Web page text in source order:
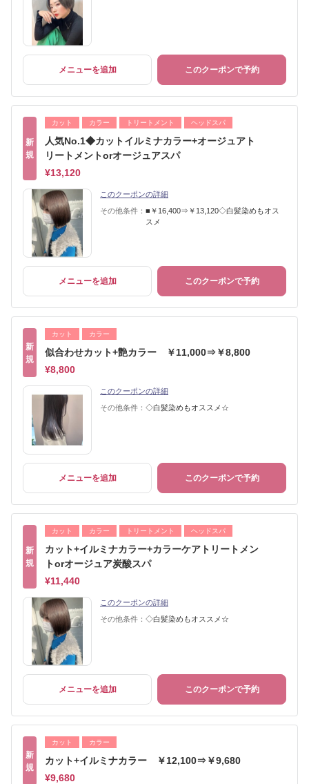
メニューを追加 このクーポンで予約
新
規
カット カラー トリートメント ヘッドスパ
人気No.1◆カットイルミナカラー+オージュアト
リートメントorオージュアスパ
¥13,120
このクーポンの詳細
その他条件： ■￥16,400⇒￥13,120◇白髪染めもオス
スメ
メニューを追加 このクーポンで予約
新
規
カット カラー
似合わせカット+艶カラー ￥11,000⇒￥8,800
¥8,800
このクーポンの詳細
その他条件： ◇白髪染めもオススメ☆
メニューを追加 このクーポンで予約
新
規
カット カラー トリートメント ヘッドスパ
カット+イルミナカラー+カラーケアトリートメン
トorオージュア炭酸スパ
¥11,440
このクーポンの詳細
その他条件： ◇白髪染めもオススメ☆
メニューを追加 このクーポンで予約
新
規
カット カラー
カット+イルミナカラー ￥12,100⇒￥9,680
¥9,680